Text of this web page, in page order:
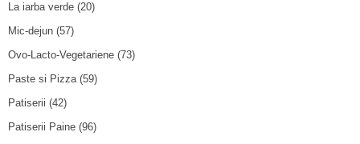
La iarba verde (20)
Mic-dejun (57)
Ovo-Lacto-Vegetariene (73)
Paste si Pizza(59)
Patiserii (42)
Patiserii Paine (96)